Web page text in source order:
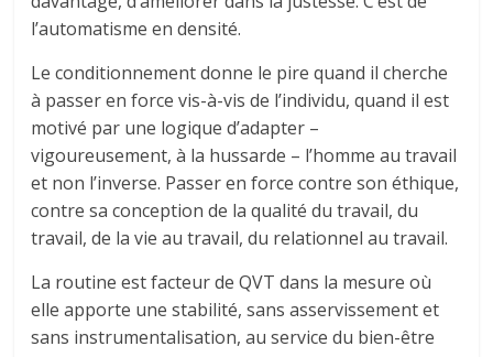
l’automatisme en densité.
Le conditionnement donne le pire quand il cherche
à passer en force vis-à-vis de l’individu, quand il est
motivé par une logique d’adapter –
vigoureusement, à la hussarde – l’homme au travail
et non l’inverse. Passer en force contre son éthique,
contre sa conception de la qualité du travail, du
travail, de la vie au travail, du relationnel au travail.
La routine est facteur de QVT dans la mesure où
elle apporte une stabilité, sans asservissement et
sans instrumentalisation, au service du bien-être